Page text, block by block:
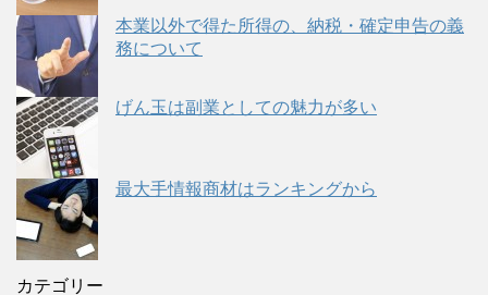
本業以外で得た所得の、納税・確定申告の義
務について
げん玉は副業としての魅力が多い
最大手情報商材はランキングから
カテゴリー